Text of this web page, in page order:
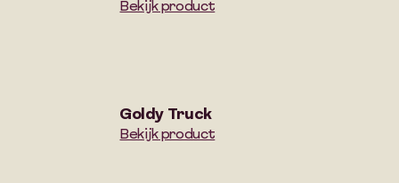
Bekijk product
Goldy Truck
Bekijk product